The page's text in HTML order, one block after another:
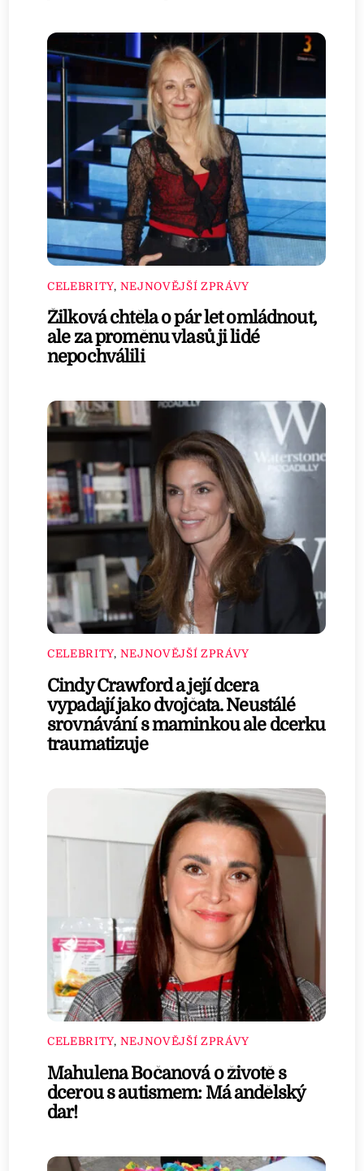
CELEBRITY, NEJNOVĚJŠÍ ZPRÁVY
Žilková chtěla o pár let omládnout,
ale za proměnu vlasů ji lidé
nepochválili
CELEBRITY, NEJNOVĚJŠÍ ZPRÁVY
Cindy Crawford a její dcera
vypadají jako dvojčata. Neustálé
srovnávání s maminkou ale dcerku
traumatizuje
CELEBRITY, NEJNOVĚJŠÍ ZPRÁVY
Mahulena Bočanová o životě s
dcerou s autismem: Má andělský
dar!